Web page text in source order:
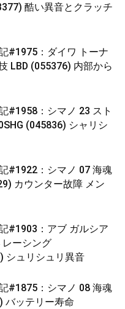
酷い異音とクラッチ
#1975：ダイワ トーナ
LBD (055376) 内部から
#1958：シマノ 23 スト
(045836) シャリシ
#1922：シマノ 07 海魂
カウンター故障 メン
#1903：アブ ガルシア
レーシング
シュリシュリ異音
#1875：シマノ 08 海魂
バッテリー寿命